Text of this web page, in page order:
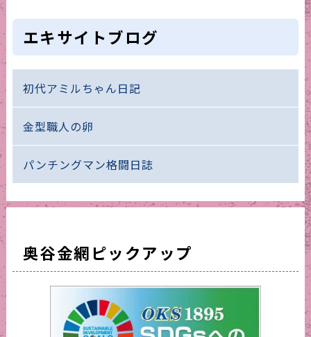
エキサイトブログ
初代アミルちゃん日記
金型職人の卵
パンチングマン格闘日誌
奥谷金網ピックアップ